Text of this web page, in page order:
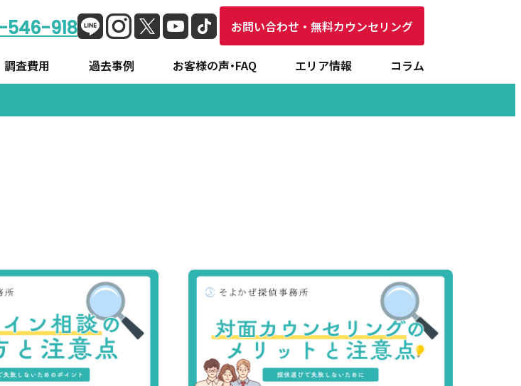
546-918 お問い合わせ・無料カウンセリング
調査費用 過去事例 お客様の声・FAQ エリア情報 コラム